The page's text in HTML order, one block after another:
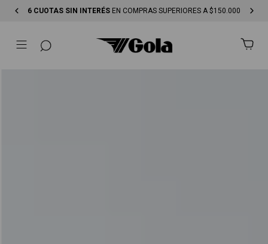
A $150.000 ENVÍO GRATISEN COMPRAS SUPERIORES A